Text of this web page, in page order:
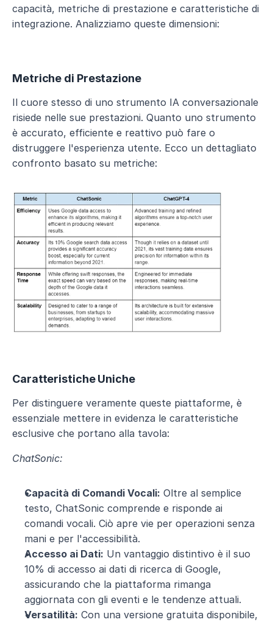
capacità, metriche di prestazione e caratteristiche di
integrazione. Analizziamo queste dimensioni:
Metriche di Prestazione
Il cuore stesso di uno strumento IA conversazionale
risiede nelle sue prestazioni. Quanto uno strumento
è accurato, efficiente e reattivo può fare o
distruggere l'esperienza utente. Ecco un dettagliato
confronto basato su metriche:
Caratteristiche Uniche
Per distinguere veramente queste piattaforme, è
essenziale mettere in evidenza le caratteristiche
esclusive che portano alla tavola:
ChatSonic:
Capacità di Comandi Vocali: Oltre al semplice
testo, ChatSonic comprende e risponde ai
comandi vocali. Ciò apre vie per operazioni senza
mani e per l'accessibilità.
Accesso ai Dati: Un vantaggio distintivo è il suo
10% di accesso ai dati di ricerca di Google,
assicurando che la piattaforma rimanga
aggiornata con gli eventi e le tendenze attuali.
Versatilità: Con una versione gratuita disponibile,